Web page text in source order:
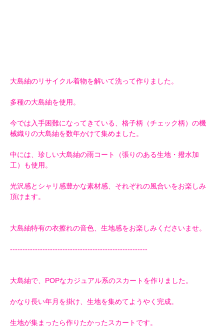
大島紬のリサイクル着物を解いて洗って作りました。
多種の大島紬を使用。
今では入手困難になってきている、格子柄（チェック柄）の機
械織りの大島紬を数年かけて集めました。
中には、珍しい大島紬の雨コート（張りのある生地・撥水加
工）も使用。
光沢感とシャリ感豊かな素材感、それぞれの風合いをお楽しみ
頂けます。
大島紬特有の衣擦れの音色、生地感をお楽しみくださいませ。
-------------------------------------------------------
大島紬で、POPなカジュアル系のスカートを作りました。
かなり長い年月を掛け、生地を集めてようやく完成。
生地が集まったら作りたかったスカートです。